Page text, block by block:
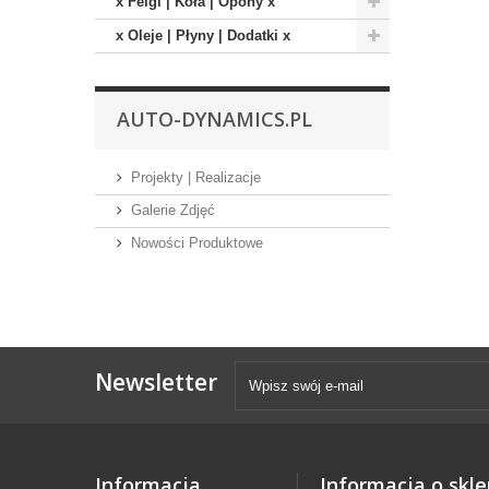
x Oleje | Płyny | Dodatki x
AUTO-DYNAMICS.PL
Projekty | Realizacje
Galerie Zdjęć
Nowości Produktowe
Newsletter